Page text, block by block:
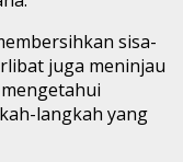
sisa-
juga meninjau
langkah yang